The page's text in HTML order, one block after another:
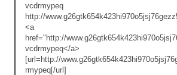
vcdrmypeq
http://
<a
href="http://
vcdrmypeq</a>
[url=http://
rmypeq[/url]